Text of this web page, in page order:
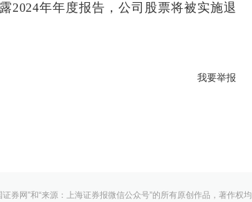
2024年年度报告，公司股票将被实施退
我要举报
券网”和“来源：上海证券报微信公众号”的所有原创作品，著作权均